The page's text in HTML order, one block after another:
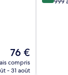
Le
nouveau
prix
76 €
compris
- 31 août